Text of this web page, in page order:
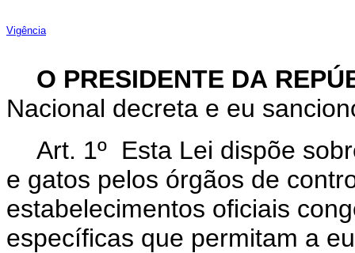
Vigência
O PRESIDENTE DA
Nacional decreta e eu
Art. 1º Esta Lei dispõe
e gatos pelos órgãos de
estabelecimentos oficiais
específicas que permitam a